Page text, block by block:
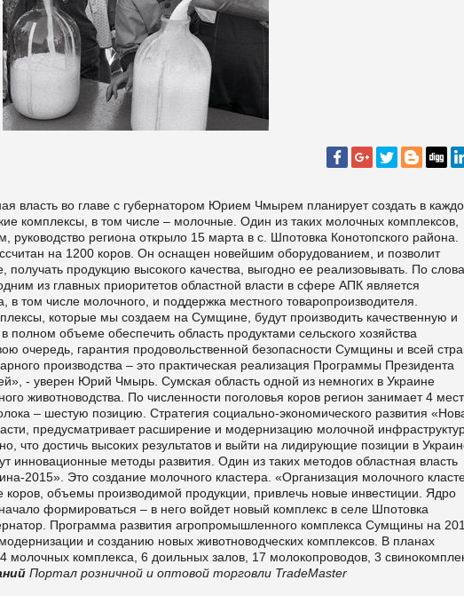
власть во главе с губернатором Юрием Чмырем планирует создать в
комплексы, в том числе – молочные. Один из таких молочных комплексов,
региона открыло 15 марта в с. Шпотовка Конотопского района.
на 1200 коров. Он оснащен новейшим оборудованием, и позволит
получать продукцию высокого качества, выгодно ее реализовывать. По
из главных приоритетов областной власти в сфере АПК является
в том числе молочного, и поддержка местного товаропроизводителя.
которые мы создаем на Сумщине, будут производить качественную и
объеме обеспечить область продуктами сельского хозяйства
очередь, гарантия продовольственной безопасности Сумщины и всей
производства – это практическая реализация Программы Президента
- уверен Юрий Чмырь. Сумская область одной из немногих в Украине
животноводства. По численности поголовья коров регион занимает 4
– шестую позицию. Стратегия социально-экономического развития
предусматривает расширение и модернизацию молочной
что достичь высоких результатов и выйти на лидирующие позиции в
инновационные методы развития. Один из таких методов областная власть
2015». Это создание молочного кластера. «Организация молочного
коров, объемы производимой продукции, привлечь новые инвестиции. Ядро
формироваться – в него войдет новый комплекс в селе Шпотовка
Программа развития агропромышленного комплекса Сумщины на
и созданию новых животноводческих комплексов. В планах
молочных комплекса, 6 доильных залов, 17 молокопроводов, 3
Портал розничной и оптовой торговли TradeMaster